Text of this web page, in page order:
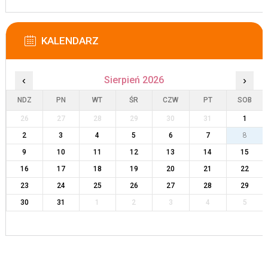
KALENDARZ
‹ Sierpień 2026 ›
NDZ PN WT ŚR CZW PT SOB
26 27 28 29 30 31
1
2
3 4 5 6 7
8
9
10 11 12 13 14
15
16
17 18 19 20 21
22
23
24 25 26 27 28
29
30
31 1 2 3 4 5